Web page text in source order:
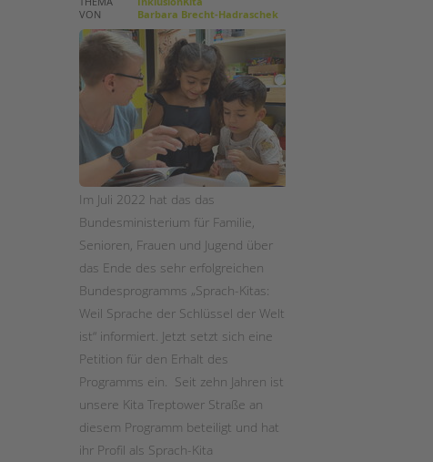
STADTTEILARBEIT
VON
Barbara Brecht-Hadraschek
Im Juli 2022 hat das das
Bundesministerium für Familie,
Senioren, Frauen und Jugend über
das Ende des sehr erfolgreichen
Bundesprogramms „Sprach-Kitas:
Weil Sprache der Schlüssel der Welt
ist“ informiert. Jetzt setzt sich eine
Petition für den Erhalt des
Programms ein. Seit zehn Jahren ist
unsere Kita Treptower Straße an
diesem Programm beteiligt und hat
ihr Profil als Sprach-Kita